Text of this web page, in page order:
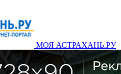
МОЯ АСТРАХАНЬ.РУ